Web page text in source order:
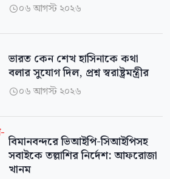
০৬ আগস্ট ২০২৬
ভারত কেন শেখ হাসিনাকে কথা
বলার সুযোগ দিল, প্রশ্ন স্বরাষ্ট্রমন্ত্রীর
০৬ আগস্ট ২০২৬
বিমানবন্দরে ভিআইপি-সিআইপিসহ
সবাইকে তল্লাশির নির্দেশ: আফরোজা
খানম